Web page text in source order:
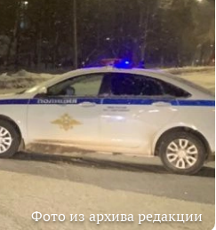
Фото из архива редакции